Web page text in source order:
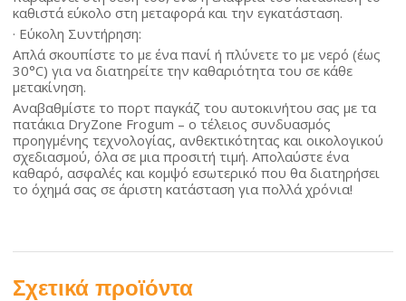
καθιστά εύκολο στη μεταφορά και την εγκατάσταση.
· Εύκολη Συντήρηση:
Απλά σκουπίστε το με ένα πανί ή πλύνετε το με νερό (έως
30°C) για να διατηρείτε την καθαριότητα του σε κάθε
μετακίνηση.
Αναβαθμίστε το πορτ παγκάζ του αυτοκινήτου σας με τα
πατάκια DryZone Frogum – ο τέλειος συνδυασμός
προηγμένης τεχνολογίας, ανθεκτικότητας και οικολογικού
σχεδιασμού, όλα σε μια προσιτή τιμή. Απολαύστε ένα
καθαρό, ασφαλές και κομψό εσωτερικό που θα διατηρήσει
το όχημά σας σε άριστη κατάσταση για πολλά χρόνια!
Σχετικά προϊόντα